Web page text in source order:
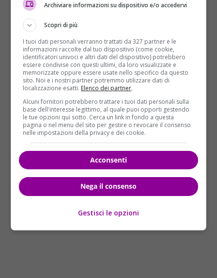
Il raggiro sarebbe durato almeno un decennio
Suor Kreuper è stata preside della scuola per 29
anni, ed è andata in pensione quest’anno. Suor
Chang ha insegnato lì per 20 anni, anche lei
pensionata da poco. Ora si dicono “pentite” e
chiedono scusa al loro ordine e alle famiglie della
scuola, che ha già annunciato che non procederà per
vie legali contro di loro, anche in considerazione
dell’ottimo lavoro svolto con i ragazzi negli anni.
Archiviare informazioni su dispositivo e/o accedervi
Scopri di più
I tuoi dati personali verranno trattati da 327 partner e le
informazioni raccolte dal tuo dispositivo (come cookie,
identificatori univoci e altri dati del dispositivo) potrebbero
essere condivise con questi ultimi, da loro visualizzate e
memorizzate oppure essere usate nello specifico da questo
sito. Noi e i nostri partner potremmo utilizzare dati di
localizzazione esatti. Elenco dei partner.
Alcuni fornitori potrebbero trattare i tuoi dati personali sulla
base dell'interesse legittimo, al quale puoi opporti gestendo
le tue opzioni qui sotto. Cerca un link in fondo a questa
pagina o nel menu del sito per gestire o revocare il consenso
nelle impostazioni della privacy e dei cookie.
Acconsenti
Nega il consenso
Gestisci le opzioni